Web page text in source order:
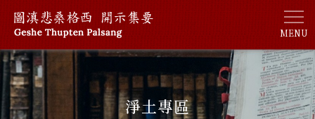
淨土專區
MENU